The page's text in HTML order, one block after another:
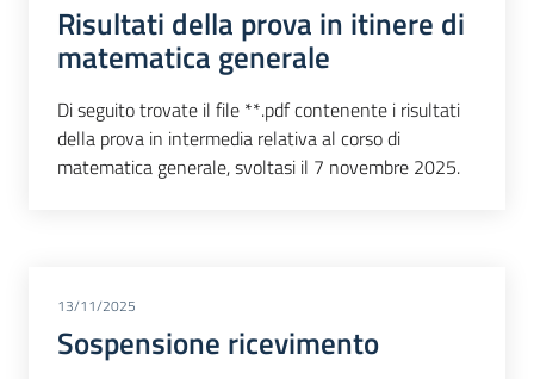
Risultati della prova in itinere di
matematica generale
Di seguito trovate il file **.pdf contenente i risultati
della prova in intermedia relativa al corso di
matematica generale, svoltasi il 7 novembre 2025.
13/11/2025
Sospensione ricevimento